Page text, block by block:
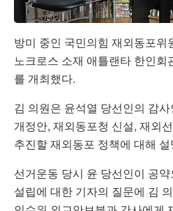
방미 중인 국민의힘 재외동포위
노크로스 소재 애틀랜타 한인회
를 개최했다.
김 의원은 윤석열 당선인의 감
개정안, 재외동포청 신설, 재외
추진할 재외동포 정책에 대해
선거운동 당시 윤 당선인이 공
설립에 대한 기자의 질문에 김